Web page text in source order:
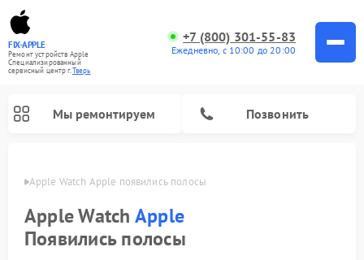
FIX-APPLE
Ремонт устройств Apple
Специализированный
cервисный центр г.Тверь
+7 (800) 301-55-83
Ежедневно, с 10:00 до 20:00
Мы ремонтируем Позвонить
Apple Watch Apple появились полосы
Apple Watch Apple
Появились полосы